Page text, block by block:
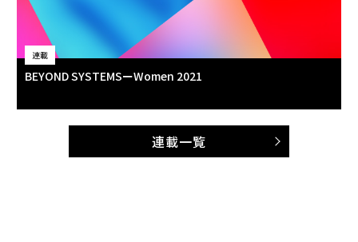
連載
BEYOND SYSTEMSーWomen 2021
連載一覧